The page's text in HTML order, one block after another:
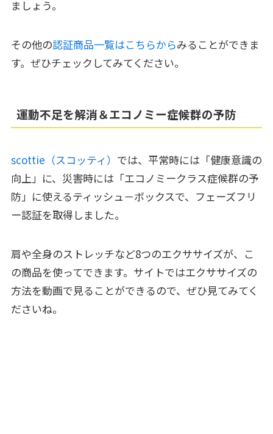
ましょう。
その他の認証商品一覧はこちらからみることができま
す。ぜひチェックしてみてください。
運動不足を解消＆エコノミー症候群の予防
scottie（スコッティ） では、平常時には「健康意識の
向上」に、災害時には「エコノミークラス症候群の予
防」に使えるティッシュ－ボックスで、フェーズフリ
ー認証を取得しました。
肩や全身のストレッチなど8つのエクササイズが、こ
の商品を使ってできます。サイトではエクササイズの
方法を動画で見ることができるので、ぜひ見てみてく
ださいね。